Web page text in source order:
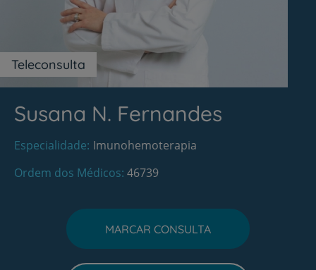
Teleconsulta
Susana N. Fernandes
Especialidade Imunohemoterapia
Ordem dos Médicos 46739
MARCAR CONSULTA